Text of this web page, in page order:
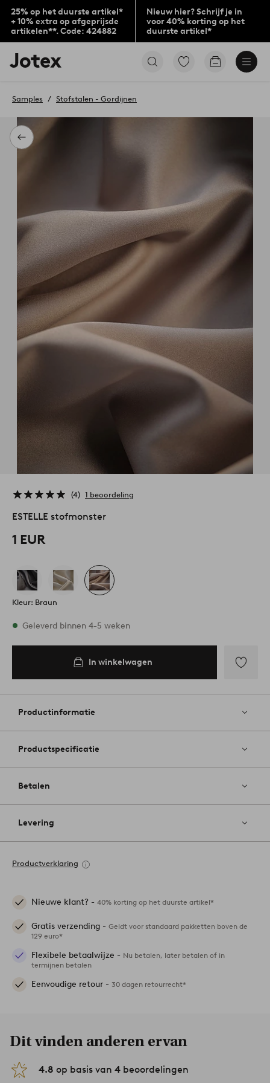
25% op het duurste artikel*
+ 10% extra op afgeprijsde
artikelen**. Code: 424882
Nieuw hier? Schrijf je in
voor 40% korting op het
duurste artikel*
Jotex
logo
to
home
page
Ga
Go
Terug
Samples Stofstalen - Gordijnen
4 1 beoordeling
ESTELLE stofmonster
1 EUR
Kleur: Braun
Op voorraad
Geleverd binnen 4-5 weken
In winkelwagen
aan
Productinformatie
Productspecificatie
Betalen
Levering
Productverklaring
Nieuwe klant? - 40% korting op het duurste artikel*
Gratis verzending - Geldt voor standaard pakketten boven de
129 euro*
Flexibele betaalwijze - Nu betalen, later betalen of in
termijnen betalen
Eenvoudige retour - 30 dagen retourrecht*
Dit vinden anderen ervan
4.8 op basis van 4 beoordelingen